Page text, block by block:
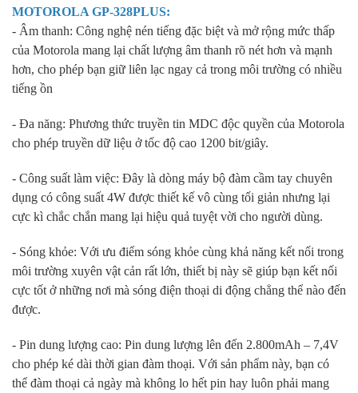
MOTOROLA GP-328PLUS:
- Âm thanh: Công nghệ nén tiếng đặc biệt và mở rộng mức thấp
của Motorola mang lại chất lượng âm thanh rõ nét hơn và mạnh
hơn, cho phép bạn giữ liên lạc ngay cả trong môi trường có nhiều
tiếng ồn
- Đa năng: Phương thức truyền tin MDC độc quyền của Motorola
cho phép truyền dữ liệu ở tốc độ cao 1200 bit/giây.
- Công suất làm việc: Đây là dòng máy bộ đàm cầm tay chuyên
dụng có công suất 4W được thiết kế vô cùng tối giản nhưng lại
cực kì chắc chắn mang lại hiệu quả tuyệt vời cho người dùng.
- Sóng khỏe: Với ưu điểm sóng khỏe cùng khả năng kết nối trong
môi trường xuyên vật cản rất lớn, thiết bị này sẽ giúp bạn kết nối
cực tốt ở những nơi mà sóng điện thoại di động chẳng thể nào đến
được.
- Pin dung lượng cao: Pin dung lượng lên đến 2.800mAh – 7,4V
cho phép ké dài thời gian đàm thoại. Với sản phẩm này, bạn có
thể đàm thoại cả ngày mà không lo hết pin hay luôn phải mang